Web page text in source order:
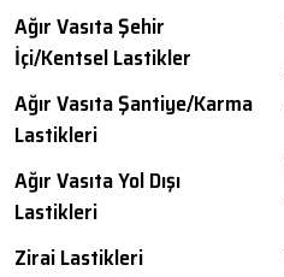
Ağır Vasıta Şehir
İçi/Kentsel Lastikler
Ağır Vasıta Şantiye/Karma
Lastikleri
Ağır Vasıta Yol Dışı
Lastikleri
Zirai Lastikleri